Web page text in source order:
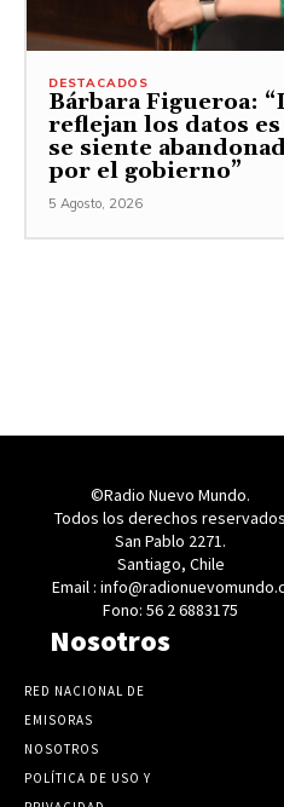
DESTACADOS
Bárbara Figueroa:
reflejan los datos
se siente
por el gobierno”
5 Agosto, 2026
©Radio Nuevo Mundo.
Todos los derechos reservados
San Pablo 2271.
Santiago, Chile
Email :
Fono: 56 2 6883175
Nosotros
RED NACIONAL DE
EMISORAS
NOSOTROS
POLÍTICA DE USO Y